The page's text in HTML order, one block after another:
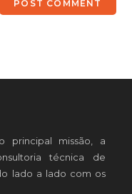
principal missão, a
técnica de
lado a lado com os